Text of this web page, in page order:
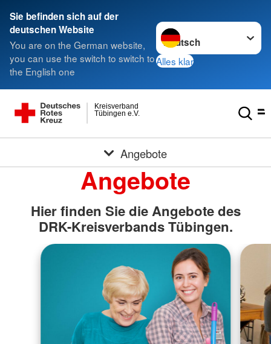
Sie befinden sich auf der
deutschen Website
You are on the German website,
you can use the switch to switch to
the English one
Sprache wechseln zu
Alles klar
Tübingen e.V.
Kreisverband
Angebote
Angebote
Hier finden Sie die Angebote des
DRK-Kreisverbands Tübingen.